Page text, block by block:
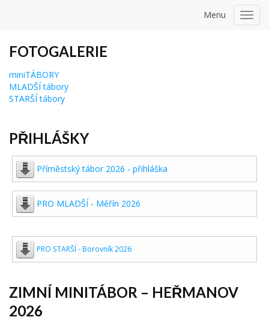
Menu
FOTOGALERIE
miniTÁBORY
MLADŠÍ tábory
STARŠÍ tábory
PŘIHLÁŠKY
Příměstský tábor 2026 - přihláška
PRO MLADŠÍ - Měřín 2026
PRO STARŠÍ - Borovník 2026
ZIMNÍ MINITÁBOR – HEŘMANOV
2026